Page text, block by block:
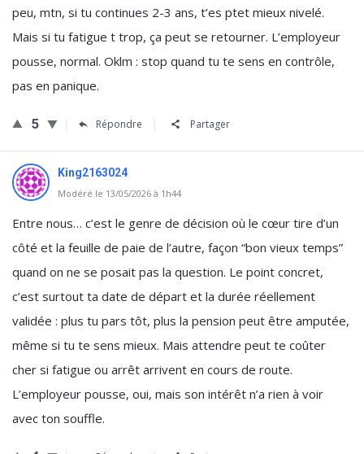
peu, mtn, si tu continues 2-3 ans, t’es ptet mieux nivelé.
Mais si tu fatigue t trop, ça peut se retourner. L’employeur
pousse, normal. Oklm : stop quand tu te sens en contrôle,
pas en panique.
5 Répondre Partager
King2163024
Modéré le 13/05/2026 à 1h44
Entre nous… c’est le genre de décision où le cœur tire d’un
côté et la feuille de paie de l’autre, façon “bon vieux temps”
quand on ne se posait pas la question. Le point concret,
c’est surtout ta date de départ et la durée réellement
validée : plus tu pars tôt, plus la pension peut être amputée,
même si tu te sens mieux. Mais attendre peut te coûter
cher si fatigue ou arrêt arrivent en cours de route.
L’employeur pousse, oui, mais son intérêt n’a rien à voir
avec ton souffle.